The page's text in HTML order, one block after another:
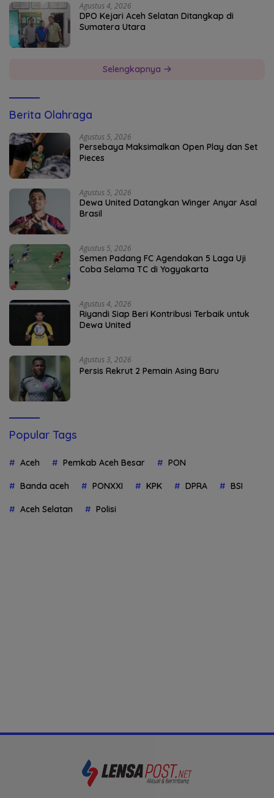
Agustus 4, 2026
DPO Kejari Aceh Selatan Ditangkap di
Sumatera Utara
Selengkapnya
Berita Olahraga
Agustus 5, 2026
Persebaya Maksimalkan Open Play dan Set
Pieces
Agustus 5, 2026
Dewa United Datangkan Winger Anyar Asal
Brasil
Agustus 5, 2026
Semen Padang FC Agendakan 5 Laga Uji
Coba Selama TC di Yogyakarta
Agustus 4, 2026
Riyandi Siap Beri Kontribusi Terbaik untuk
Dewa United
Agustus 3, 2026
Persis Rekrut 2 Pemain Asing Baru
Popular Tags
Aceh Pemkab Aceh Besar PON
Banda aceh PONXXI KPK DPRA BSI
Aceh Selatan Polisi